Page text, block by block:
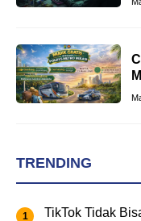
TRENDING
TikTok Tidak